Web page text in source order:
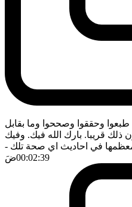
طبعوا وحققوا وصححوا وما بقابل
قريبا. بارك الله فيك. وفيك
في احاديث اي صحة تلك -
00:02:39ضَ